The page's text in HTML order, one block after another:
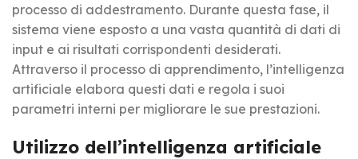
processo di addestramento. Durante questa fase, il
sistema viene esposto a una vasta quantità di dati di
input e ai risultati corrispondenti desiderati.
Attraverso il processo di apprendimento, l’intelligenza
artificiale elabora questi dati e regola i suoi
parametri interni per migliorare le sue prestazioni.
Utilizzo dell’intelligenza artificiale